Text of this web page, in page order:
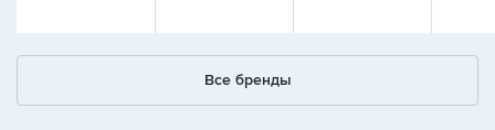
Все бренды